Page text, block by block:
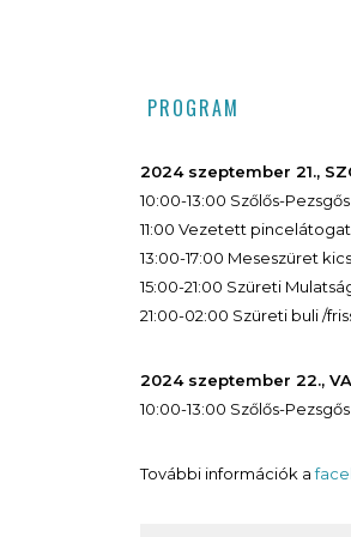
PROGRAM
2024 szeptember 21.,
10:00-13:00 Szőlős-
11:00 Vezetett
13:00-17:00 Meseszüret
15:00-21:00 Szüreti
21:00-02:00 Szüreti buli /
2024 szeptember 22.,
10:00-13:00 Szőlős-
További információk a